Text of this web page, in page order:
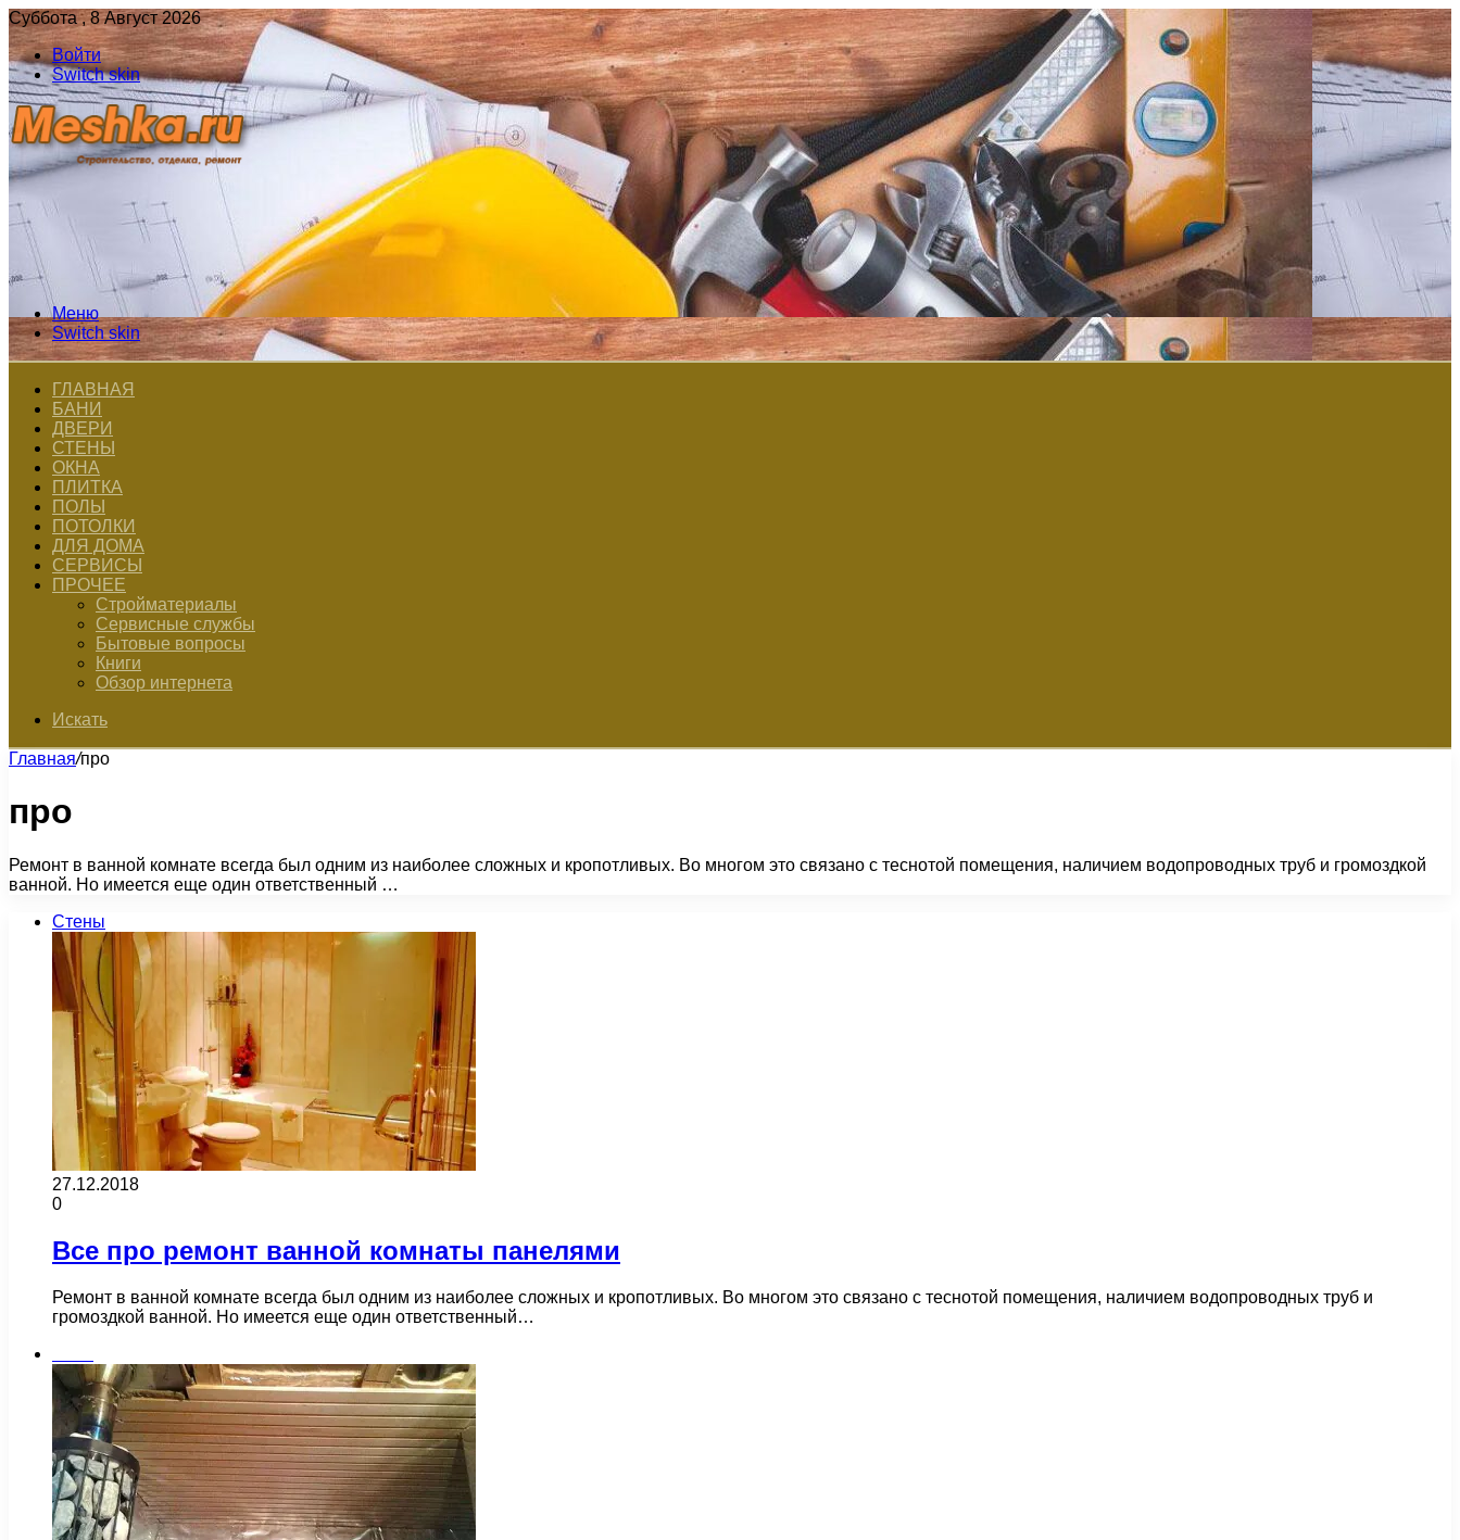
Суббота , 8 Август 2026
Войти
Switch skin
Меню
Switch skin
ГЛАВНАЯ
БАНИ
ДВЕРИ
СТЕНЫ
ОКНА
ПЛИТКА
ПОЛЫ
ПОТОЛКИ
ДЛЯ ДОМА
СЕРВИСЫ
ПРОЧЕЕ
Стройматериалы
Сервисные службы
Бытовые вопросы
Книги
Обзор интернета
Искать
Главная/про
про
Ремонт в ванной комнате всегда был одним из наиболее сложных и кропотливых. Во многом это связано с теснотой помещения, наличием водопроводных труб и громоздкой
ванной. Но имеется еще один ответственный …
Стены
27.12.2018
0
Все про ремонт ванной комнаты панелями
Ремонт в ванной комнате всегда был одним из наиболее сложных и кропотливых. Во многом это связано с теснотой помещения, наличием водопроводных труб и
громоздкой ванной. Но имеется еще один ответственный…